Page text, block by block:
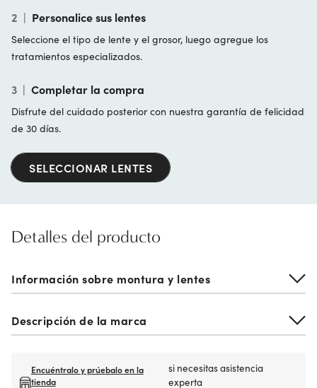
2 | Personalice sus lentes
Seleccione el tipo de lente y el grosor, luego agregue los
tratamientos especializados.
3 | Completar la compra
Disfrute del cuidado posterior con nuestra garantía de felicidad
de 30 días.
SELECCIONAR LENTES
Detalles del producto
Información sobre montura y lentes
Descripción de la marca
Encuéntralo y prúebalo en la
tienda
si necesitas asistencia
experta